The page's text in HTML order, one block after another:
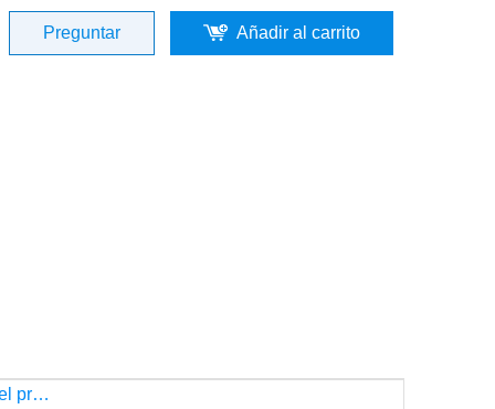
Preguntar Añadir al carrito
Descripción del producto